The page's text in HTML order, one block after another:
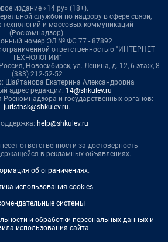
издание «14.ру» (18+).
службой по надзору в сфере связи,
и массовых коммуникаций
(Роскомнадзор).
номер ЭЛ № ФС 77 - 87892
ограниченной ответственностью "ИНТЕРНЕТ
ТЕХНОЛОГИИ"
Новосибирск, ул. Ленина, д. 12, 6 этаж, 8
(383) 212-52-52
Шайтанова Екатерина Александровна
адрес редакции: 14@shkulev.ru
и государственных органов:
juristnsk@shkulev.ru.
help@shkulev.ru
ответственности за достоверность
в рекламных объявлениях.
об ограничениях.
использования cookies
системы
и обработки персональных данных и
использования сайта